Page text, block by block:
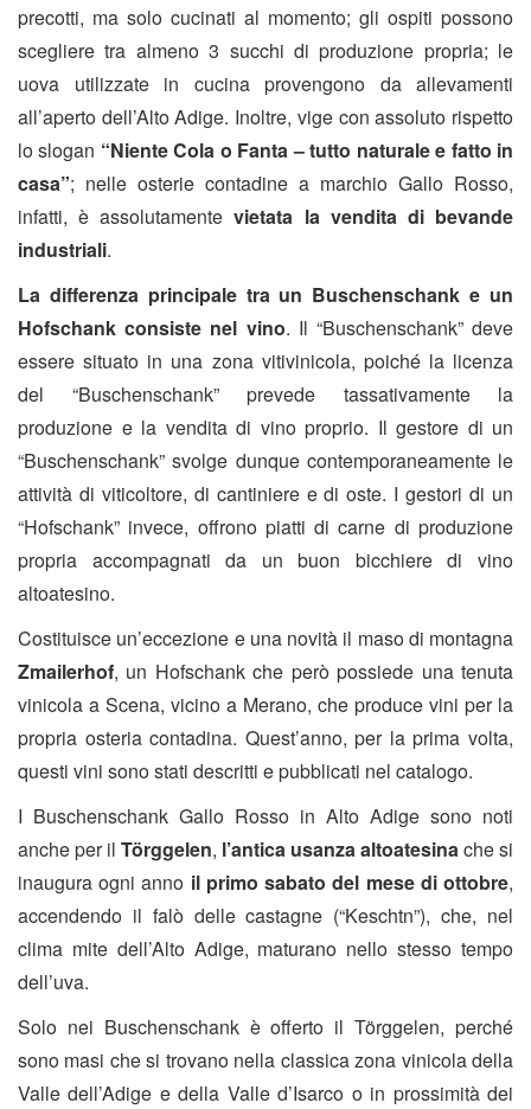
precotti, ma solo cucinati al momento; gli ospiti possono
scegliere tra almeno 3 succhi di produzione propria; le
uova utilizzate in cucina provengono da allevamenti
all’aperto dell’Alto Adige. Inoltre, vige con assoluto rispetto
lo slogan “Niente Cola o Fanta – tutto naturale e fatto in
casa”; nelle osterie contadine a marchio Gallo Rosso,
infatti, è assolutamentevietata la vendita di bevande
industriali.
La differenza principale tra un Buschenschank e un
Hofschank consiste nel vino. Il “Buschenschank” deve
essere situato in una zona vitivinicola, poiché la licenza
del “Buschenschank” prevede tassativamente la
produzione e la vendita di vino proprio. Il gestore di un
“Buschenschank” svolge dunque contemporaneamente le
attività di viticoltore, di cantiniere e di oste. I gestori di un
“Hofschank” invece, offrono piatti di carne di produzione
propria accompagnati da un buon bicchiere di vino
altoatesino.
Costituisce un’eccezione e una novità il maso di montagna
Zmailerhof, un Hofschank che però possiede una tenuta
vinicola a Scena, vicino a Merano, che produce vini per la
propria osteria contadina. Quest’anno, per la prima volta,
questi vini sono stati descritti e pubblicati nel catalogo.
I Buschenschank Gallo Rosso in Alto Adige sono noti
anche per il Törggelen, l’antica usanza altoatesinache si
inaugura ogni anno il primo sabato del mese di ottobre,
accendendo il falò delle castagne (“Keschtn”), che, nel
clima mite dell’Alto Adige, maturano nello stesso tempo
dell’uva.
Solo nei Buschenschank è offerto il Törggelen, perché
sono masi che si trovano nella classica zona vinicola della
Valle dell’Adige e della Valle d’Isarco o in prossimità dei